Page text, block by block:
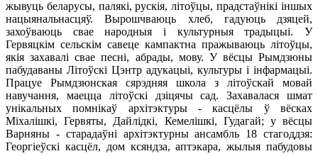
жывуць беларусы, палякі, рускія, літоўцы, прадстаўнікі іншых
нацыянальнасцяў. Вырошчваюць хлеб, гадуюць дзяцей,
захоўваюць свае народныя і культурныя традыцыі. У
Гервяцкім сельскім савеце кампактна пражываюць літоўцы,
якія захавалі свае песні, абрады, мову. У вёсцы Рымдзюны
пабудаваны Літоўскі Цэнтр адукацыі, культуры і інфармацыі.
Працуе Рымдзюнская сярэдняя школа з літоўскай мовай
навучання, маецца літоўскі дзіцячы сад. Захавалася шмат
унікальных помнікаў архітэктуры - касцёлы ў вёсках
Міхалішкі, Гервяты, Дайлідкі, Кемелішкі, Гудагай; у вёсцы
Варняны - старадаўні архітэктурны ансамбль 18 стагоддзя:
Георгіеўскі касцёл, дом ксяндза, аптэкара, жылыя пабудовы